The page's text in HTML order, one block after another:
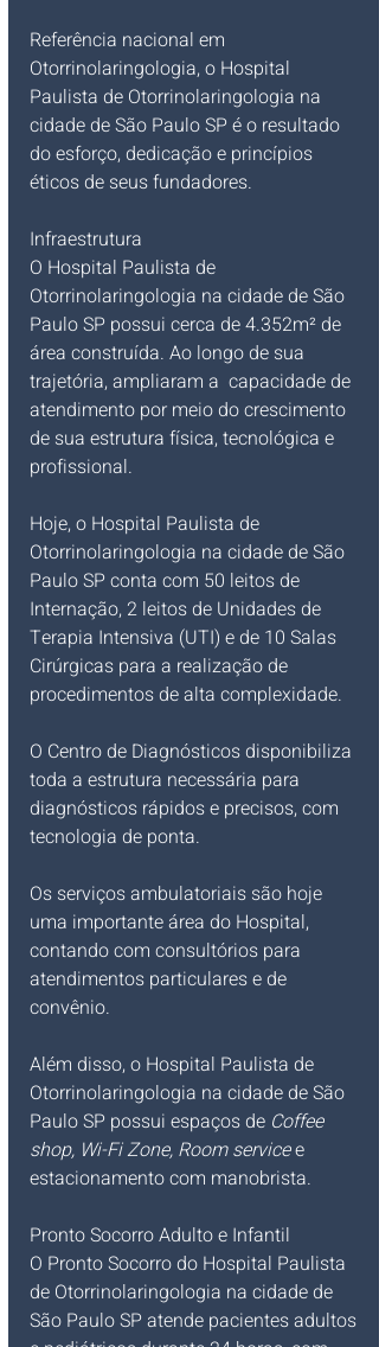
Referência nacional em
Otorrinolaringologia, o Hospital
Paulista de Otorrinolaringologia na
cidade de São Paulo SP é o resultado
do esforço, dedicação e princípios
éticos de seus fundadores.
Infraestrutura
O Hospital Paulista de
Otorrinolaringologia na cidade de São
Paulo SP possui cerca de 4.352m² de
área construída. Ao longo de sua
trajetória, ampliaram a  capacidade de
atendimento por meio do crescimento
de sua estrutura física, tecnológica e
profissional.
Hoje, o Hospital Paulista de
Otorrinolaringologia na cidade de São
Paulo SP conta com 50 leitos de
Internação, 2 leitos de Unidades de
Terapia Intensiva (UTI) e de 10 Salas
Cirúrgicas para a realização de
procedimentos de alta complexidade.
O Centro de Diagnósticos disponibiliza
toda a estrutura necessária para
diagnósticos rápidos e precisos, com
tecnologia de ponta.
Os serviços ambulatoriais são hoje
uma importante área do Hospital,
contando com consultórios para
atendimentos particulares e de
convênio.
Além disso, o Hospital Paulista de
Otorrinolaringologia na cidade de São
Paulo SP possui espaços de Coffee
shop, Wi-Fi Zone, Room service e
estacionamento com manobrista.
Pronto Socorro Adulto e Infantil
O Pronto Socorro do Hospital Paulista
de Otorrinolaringologia na cidade de
São Paulo SP atende pacientes adultos